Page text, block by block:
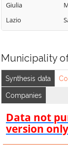
Giulia
Lazio
Municipality
Synthesis data
Companies
Data not
version